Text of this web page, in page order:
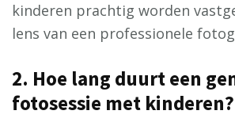
kinderen prachtig worden
lens van een professionele
2. Hoe lang duurt een
fotosessie met kinderen?